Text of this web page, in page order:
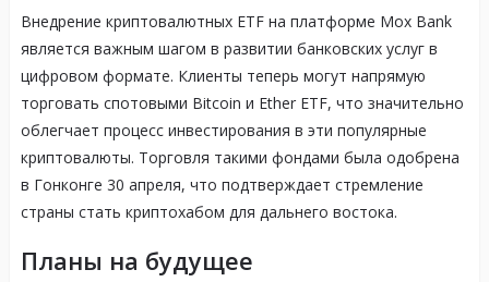
Внедрение криптовалютных ETF на платформе Mox Bank
является важным шагом в развитии банковских услуг в
цифровом формате. Клиенты теперь могут напрямую
торговать спотовыми Bitcoin и Ether ETF, что значительно
облегчает процесс инвестирования в эти популярные
криптовалюты. Торговля такими фондами была одобрена
в Гонконге 30 апреля, что подтверждает стремление
страны стать криптохабом для дальнего востока.
Планы на будущее